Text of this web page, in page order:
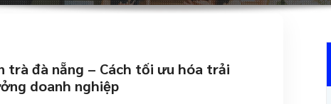
trà đà nẵng – Cách tối ưu hóa trải
doanh nghiệp